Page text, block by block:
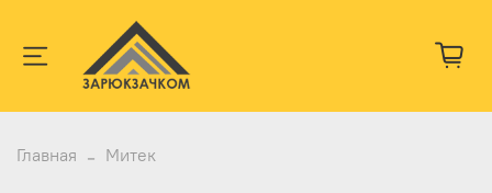
Главная Митек